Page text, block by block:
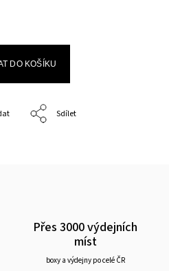
DO KOŠÍKU
Sdílet
Přes 3000 výdejních
míst
boxy a výdejny po celé ČR